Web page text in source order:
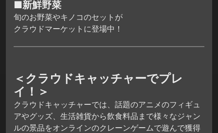
■新鮮野菜
旬のお野菜やキノコのセットが
クラウドマーケットに登場中！
＜クラウドキャッチャーでプレ
イ！＞
クラウドキャッチャーでは、話題のアニメのフィギュ
アやグッズ、生活雑貨から飲食料品まで様々なジャン
ルの景品をオンラインのクレーンゲームで遊んで獲得